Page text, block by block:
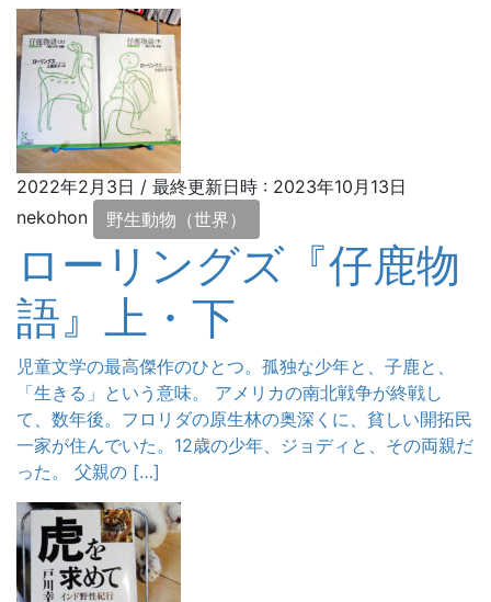
2022年2月3日 / 最終更新日時 : 2023年10月13日
nekohon
野生動物（世界）
ローリングズ『仔鹿物
語』上・下
児童文学の最高傑作のひとつ。孤独な少年と、子鹿と、
「生きる」という意味。 アメリカの南北戦争が終戦し
て、数年後。フロリダの原生林の奥深くに、貧しい開拓民
一家が住んでいた。12歳の少年、ジョディと、その両親だ
った。 父親の […]